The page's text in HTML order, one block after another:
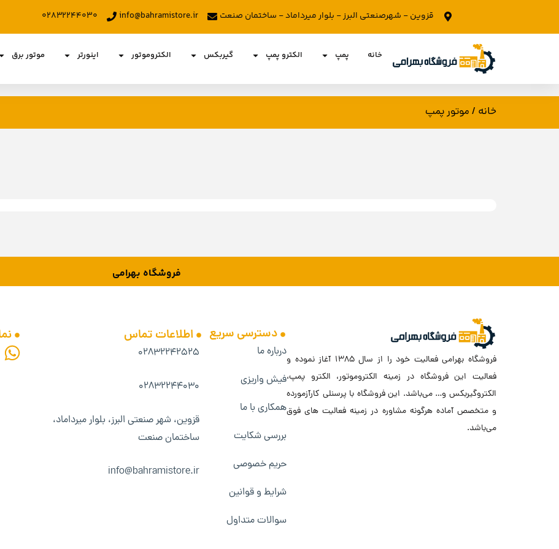
قزوین - شهرصنعتی البرز - بلوار میرداماد - ساختمان صنعت info@bahramistore.ir ۰۲۸۳۲۲۴۴۰۳۰
خانه پمپ الکترو پمپ گیربکس الکتروموتور اینورتر موتور برق
خانه / موتور پمپ
فروشگاه بهرامی
فروشگاه بهرامی فعالیت خود را از سال ۱۳۸۵ آغاز نموده و
فعالیت این فروشگاه در زمینه الکتروموتور، الکترو پمپ،
الکتروگیربکس و… می‌باشد. این فروشگاه با پرسنلی کارآزمورده
و متخصص آماده هرگونه مشاوره در زمینه فعالیت های فوق
می‌باشد.
دسترسی سریع
درباره ما
فیش واریزی
همکاری با ما
بررسی شکایت
حریم خصوصی
شرایط و قوانین
سوالات متداول
اطلاعات تماس
۰۲۸۳۲۲۴۲۵۲۵
۰۲۸۳۲۲۴۴۰۳۰
قزوین، شهر صنعتی البرز، بلوار میرداماد،
ساختمان صنعت
info@bahramistore.ir